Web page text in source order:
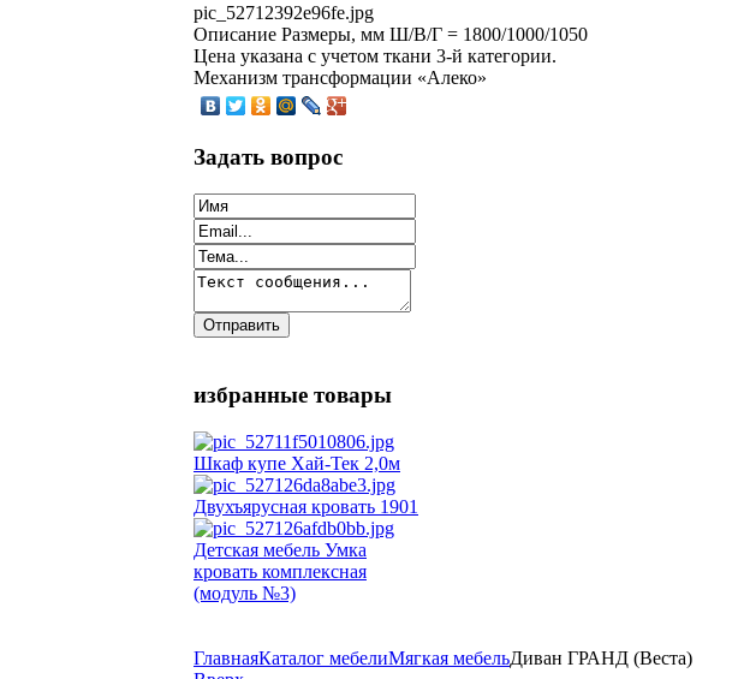
pic_52712392e96fe.jpg
Описание Размеры, мм Ш/В/Г = 1800/1000/1050
Цена указана с учетом ткани 3-й категории.
Механизм трансформации «Алеко»
Задать вопрос
избранные товары
Шкаф купе Хай-Тек 2,0м
Двухъярусная кровать 1901
Детская мебель Умка
кровать комплексная
(модуль №3)
ГлавнаяКаталог мебелиМягкая мебельДиван ГРАНД (Веста)